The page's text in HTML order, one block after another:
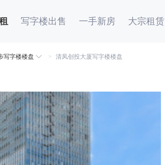
写字楼出售 一手新房 大宗租赁
写字楼楼盘 > 清凤创投大厦写字楼楼盘